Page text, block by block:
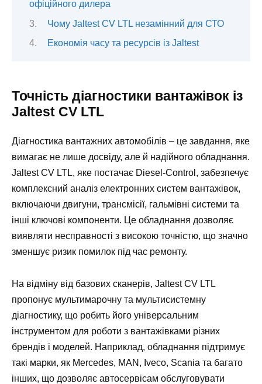
офіційного дилера
Чому Jaltest CV LTL незамінний для СТО
Економія часу та ресурсів із Jaltest
Точність діагностики вантажівок із
Jaltest CV LTL
Діагностика вантажних автомобілів – це завдання, яке
вимагає не лише досвіду, але й надійного обладнання.
Jaltest CV LTL, яке постачає Diesel-Control, забезпечує
комплексний аналіз електронних систем вантажівок,
включаючи двигуни, трансмісії, гальмівні системи та
інші ключові компоненти. Це обладнання дозволяє
виявляти несправності з високою точністю, що значно
зменшує ризик помилок під час ремонту.
На відміну від базових сканерів, Jaltest CV LTL
пропонує мультимарочну та мультисистемну
діагностику, що робить його універсальним
інструментом для роботи з вантажівками різних
брендів і моделей. Наприклад, обладнання підтримує
такі марки, як Mercedes, MAN, Iveco, Scania та багато
інших, що дозволяє автосервісам обслуговувати